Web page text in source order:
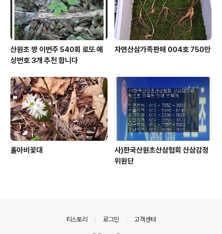
산원초 방 이번주 540회 로또 예
상번호 3개 추천 합니다
자연산삼가족판매 004호 750만
홀아비꽃대
사)한국산원초산삼협회 산삼감정
위원단
티스토리 로그인 고객센터